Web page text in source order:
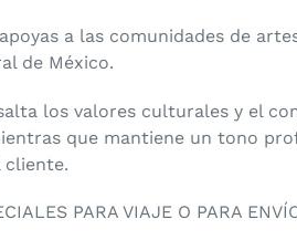
a las comunidades de
de México.
los valores culturales y el
que mantiene un tono
cliente.
PARA VIAJE O PARA